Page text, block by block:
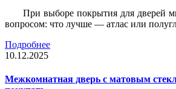
При выборе покрытия для дверей
вопросом: что лучше — атлас или
Подробнее
10.12.2025
Межкомнатная дверь с матовым